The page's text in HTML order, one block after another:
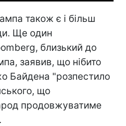
також є і більш
Ще один
близький до
заявив, що нібито
Байдена "розпестило
що
продовжуватиме